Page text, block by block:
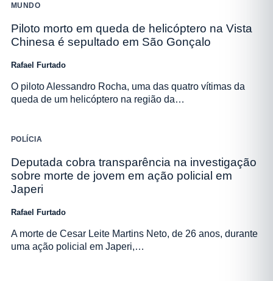
MUNDO
Piloto morto em queda de helicóptero na Vista
Chinesa é sepultado em São Gonçalo
Rafael Furtado
O piloto Alessandro Rocha, uma das quatro vítimas da
queda de um helicóptero na região da…
POLÍCIA
Deputada cobra transparência na investigação
sobre morte de jovem em ação policial em
Japeri
Rafael Furtado
A morte de Cesar Leite Martins Neto, de 26 anos, durante
uma ação policial em Japeri,…